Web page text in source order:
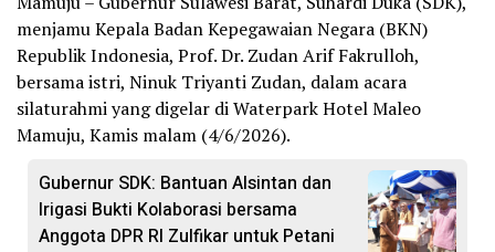
menjamu Kepala Badan Kepegawaian Negara (BKN)
Republik Indonesia, Prof. Dr. Zudan Arif Fakrulloh,
bersama istri, Ninuk Triyanti Zudan, dalam acara
silaturahmi yang digelar di Waterpark Hotel Maleo
Mamuju, Kamis malam (4/6/2026).
Gubernur SDK: Bantuan Alsintan dan
Irigasi Bukti Kolaborasi bersama
Anggota DPR RI Zulfikar untuk Petani